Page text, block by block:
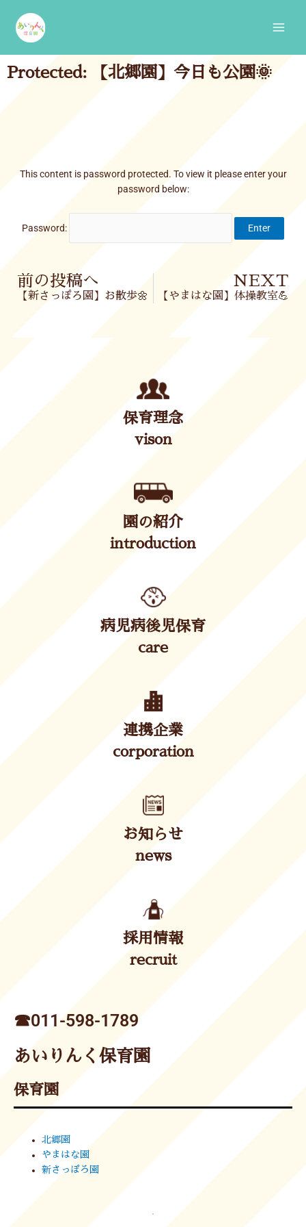
content
Protected: 【北郷園】今日も公園🌞
This content is password protected. To view it please enter your
password below:
Password:
Prev
前の投稿へ
【新さっぽろ園】お散歩🌼
NEXT
【やまはな園】体操教室💪
保育理念
vison
園の紹介
introduction
病児病後児保育
care
連携企業
corporation
お知らせ
news
採用情報
recruit
☎︎011-598-1789
あいりんく保育園
保育園
北郷園
やまはな園
新さっぽろ園